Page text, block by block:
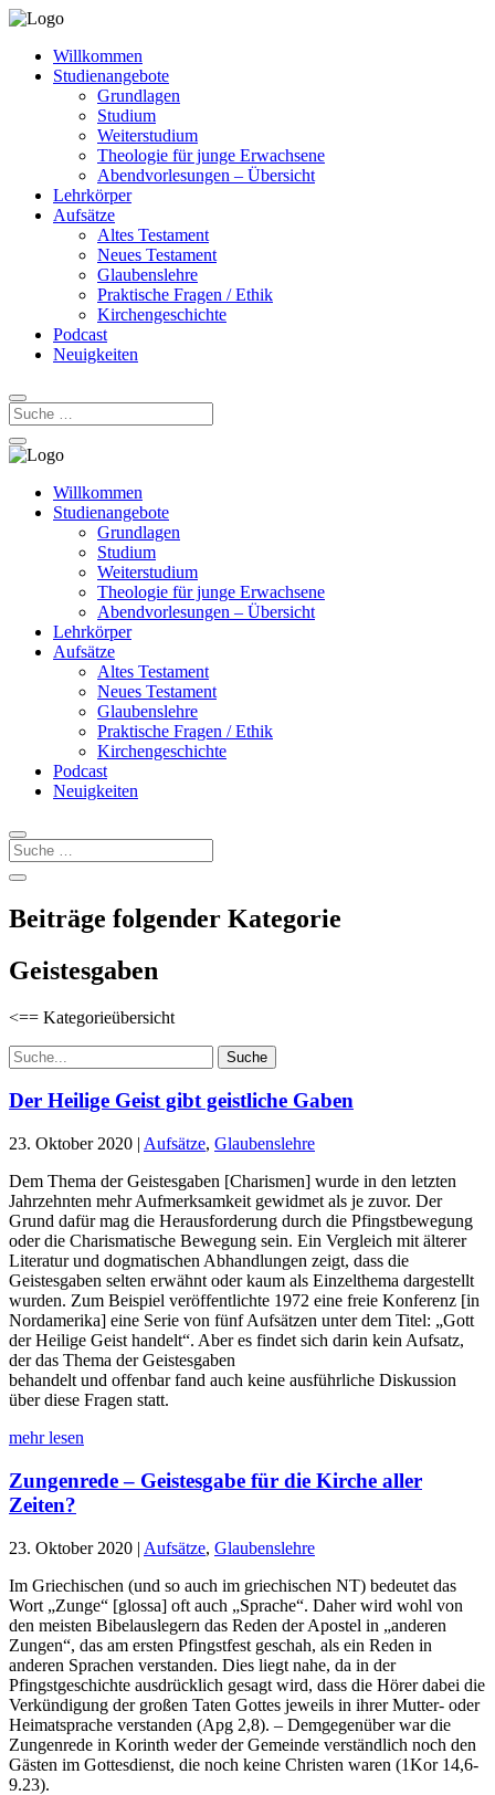
Willkommen
Studienangebote
Grundlagen
Studium
Weiterstudium
Theologie für junge Erwachsene
Abendvorlesungen – Übersicht
Lehrkörper
Aufsätze
Altes Testament
Neues Testament
Glaubenslehre
Praktische Fragen / Ethik
Kirchengeschichte
Podcast
Neuigkeiten
Willkommen
Studienangebote
Grundlagen
Studium
Weiterstudium
Theologie für junge Erwachsene
Abendvorlesungen – Übersicht
Lehrkörper
Aufsätze
Altes Testament
Neues Testament
Glaubenslehre
Praktische Fragen / Ethik
Kirchengeschichte
Podcast
Neuigkeiten
Beiträge folgender Kategorie
Geistesgaben
<== Kategorieübersicht
Suchen
nach:
Der Heilige Geist gibt geistliche Gaben
23. Oktober 2020 | Aufsätze, Glaubenslehre
Dem Thema der Geistesgaben [Charismen] wurde in den letzten
Jahrzehnten mehr Aufmerksamkeit gewidmet als je zuvor. Der
Grund dafür mag die Herausforderung durch die Pfingstbewegung
oder die Charismatische Bewegung sein. Ein Vergleich mit älterer
Literatur und dogmatischen Abhandlungen zeigt, dass die
Geistesgaben selten erwähnt oder kaum als Einzelthema dargestellt
wurden. Zum Beispiel veröffentlichte 1972 eine freie Konferenz [in
Nordamerika] eine Serie von fünf Aufsätzen unter dem Titel: „Gott
der Heilige Geist handelt“. Aber es findet sich darin kein Aufsatz,
der das Thema der Geistesgaben
behandelt und offenbar fand auch keine ausführliche Diskussion
über diese Fragen statt.
mehr lesen
Zungenrede – Geistesgabe für die Kirche aller
Zeiten?
23. Oktober 2020 | Aufsätze, Glaubenslehre
Im Griechischen (und so auch im griechischen NT) bedeutet das
Wort „Zunge“ [glossa] oft auch „Sprache“. Daher wird wohl von
den meisten Bibelauslegern das Reden der Apostel in „anderen
Zungen“, das am ersten Pfingstfest geschah, als ein Reden in
anderen Sprachen verstanden. Dies liegt nahe, da in der
Pfingstgeschichte ausdrücklich gesagt wird, dass die Hörer dabei die
Verkündigung der großen Taten Gottes jeweils in ihrer Mutter- oder
Heimatsprache verstanden (Apg 2,8). – Demgegenüber war die
Zungenrede in Korinth weder der Gemeinde verständlich noch den
Gästen im Gottesdienst, die noch keine Christen waren (1Kor 14,6-
9.23).